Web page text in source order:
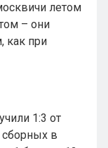
летом
– они
как при
1:3 от
сборных в